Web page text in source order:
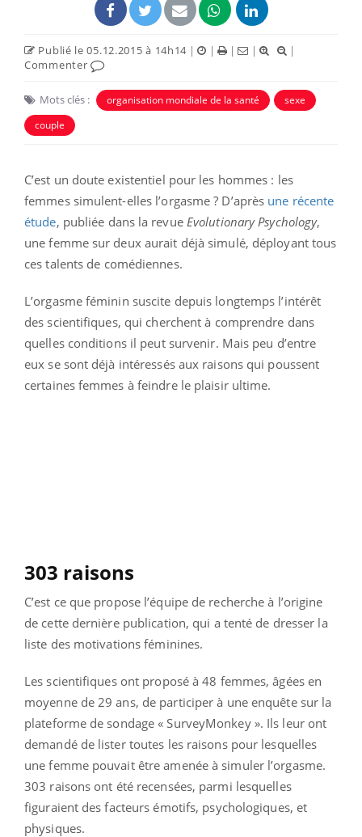
Publié le 05.12.2015 à 14h14 | | | |
|
Commenter
Mots clés : organisation mondiale de la santé
sexe
couple
C’est un doute existentiel pour les hommes : les
femmes simulent-elles l’orgasme ? D’après une récente
étude, publiée dans la revue Evolutionary Psychology,
une femme sur deux aurait déjà simulé, déployant tous
ces talents de comédiennes.
L’orgasme féminin suscite depuis longtemps l’intérêt
des scientifiques, qui cherchent à comprendre dans
quelles conditions il peut survenir. Mais peu d’entre
eux se sont déjà intéressés aux raisons qui poussent
certaines femmes à feindre le plaisir ultime.
303 raisons
C’est ce que propose l’équipe de recherche à l’origine
de cette dernière publication, qui a tenté de dresser la
liste des motivations féminines.
Les scientifiques ont proposé à 48 femmes, âgées en
moyenne de 29 ans, de participer à une enquête sur la
plateforme de sondage « SurveyMonkey ». Ils leur ont
demandé de lister toutes les raisons pour lesquelles
une femme pouvait être amenée à simuler l’orgasme.
303 raisons ont été recensées, parmi lesquelles
figuraient des facteurs émotifs, psychologiques, et
physiques.